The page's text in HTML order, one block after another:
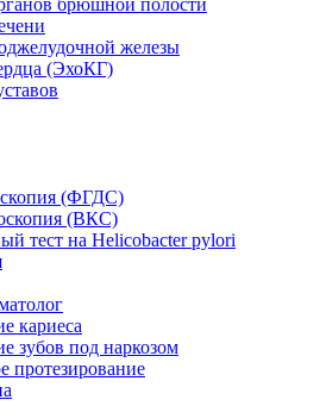
брюшной полости
железы
(ЭхоКГ)
(ФГДС)
(ВКС)
тест на Helicobacter pylori
кариеса
зубов под наркозом
протезирование